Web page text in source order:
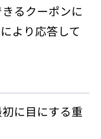
るクーポンに
より応答して
に目にする重